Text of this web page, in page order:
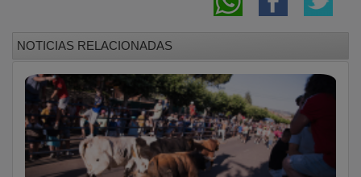
Yunquera de Henares mantiene el pulso